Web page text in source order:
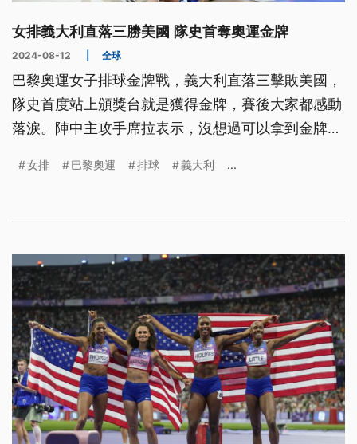
女排義大利直落三勝美國 隊史首奪奧運金牌
2024-08-12 全球
巴黎奧運女子排球金牌戰，義大利直落三擊敗美國，
隊史首度站上頒獎台就是獲得金牌，賽後大家都感動
落淚。陣中主攻手席拉表示，沒想過可以拿到金牌，
女排 巴黎奧運 排球 義大利 ...